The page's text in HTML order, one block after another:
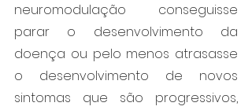
neuromodulação conseguisse
parar o desenvolvimento da
doença ou pelo menos atrasasse
o desenvolvimento de novos
sintomas que são progressivos,